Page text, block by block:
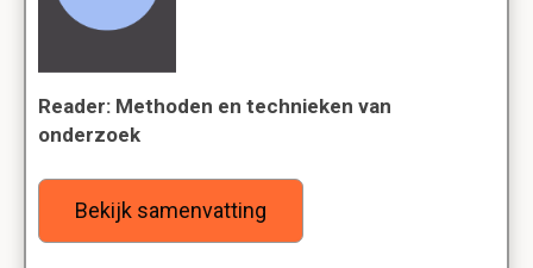
Reader: Methoden en technieken van
onderzoek
Bekijk samenvatting